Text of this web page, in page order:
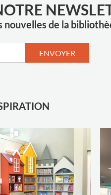
de la
ENVOYER